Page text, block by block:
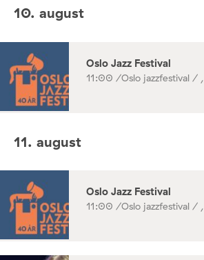
10. august
Oslo Jazz Festival
11:00 /Oslo jazzfestival / ,
11. august
Oslo Jazz Festival
11:00 /Oslo jazzfestival / ,